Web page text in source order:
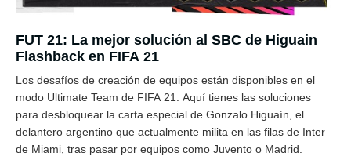
FUT 21: La mejor solución al SBC de Higuain
Flashback en FIFA 21
Los desafíos de creación de equipos están disponibles en el
modo Ultimate Team de FIFA 21. Aquí tienes las soluciones
para desbloquear la carta especial de Gonzalo Higuaín, el
delantero argentino que actualmente milita en las filas de Inter
de Miami, tras pasar por equipos como Juvento o Madrid.